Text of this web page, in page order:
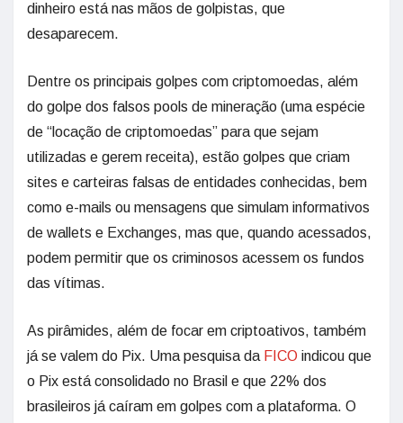
dinheiro está nas mãos de golpistas, que
desaparecem.
Dentre os principais golpes com criptomoedas, além
do golpe dos falsos pools de mineração (uma espécie
de “locação de criptomoedas” para que sejam
utilizadas e gerem receita), estão golpes que criam
sites e carteiras falsas de entidades conhecidas, bem
como e-mails ou mensagens que simulam informativos
de wallets e Exchanges, mas que, quando acessados,
podem permitir que os criminosos acessem os fundos
das vítimas.
As pirâmides, além de focar em criptoativos, também
já se valem do Pix. Uma pesquisa da FICO indicou que
o Pix está consolidado no Brasil e que 22% dos
brasileiros já caíram em golpes com a plataforma. O